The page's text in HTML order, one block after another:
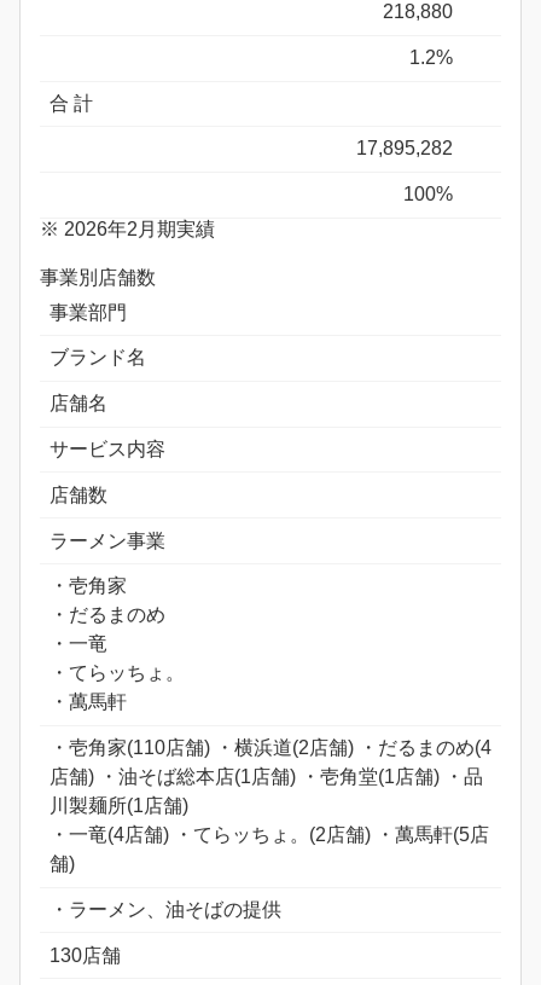
218,880
1.2%
合 計
17,895,282
100%
※ 2026年2月期実績
事業別店舗数
事業部門
ブランド名
店舗名
サービス内容
店舗数
ラーメン事業
・壱角家
・だるまのめ
・一竜
・てらッちょ。
・萬馬軒
・壱角家(110店舗) ・横浜道(2店舗) ・だるまのめ(4
店舗) ・油そば総本店(1店舗) ・壱角堂(1店舗) ・品
川製麺所(1店舗)
・一竜(4店舗) ・てらッちょ。(2店舗) ・萬馬軒(5店
舗)
・ラーメン、油そばの提供
130店舗